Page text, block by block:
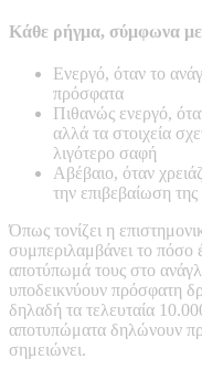
Κάθε ρήγμα, σύμφωνα με
Ενεργό, όταν το
πρόσφατα
Πιθανώς ενεργό,
αλλά τα στοιχεία
λιγότερο σαφή
Αβέβαιο, όταν
την επιβεβαίωση
Όπως τονίζει η
συμπεριλαμβάνει το πόσο
αποτύπωμά τους στο
υποδεικνύουν πρόσφατη
δηλαδή τα τελευταία
αποτυπώματα δηλώνουν
σημειώνει.